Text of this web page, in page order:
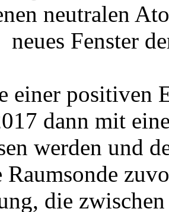
neutralen
neues Fenster
einer positiven
dann mit
werden und
Raumsonde
die